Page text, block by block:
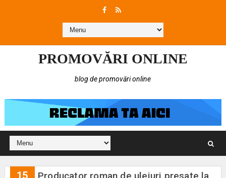
PROMOVĂRI ONLINE
blog de promovări online
15